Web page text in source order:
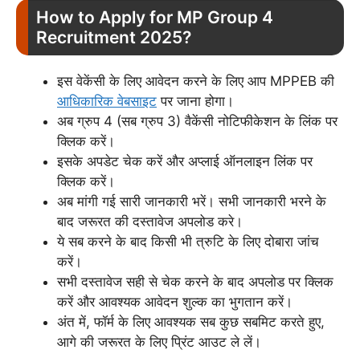
How to Apply for MP Group 4
Recruitment 2025?
इस वेकेंसी के लिए आवेदन करने के लिए आप MPPEB की
आधिकारिक वेबसाइट पर जाना होगा।
अब ग्रुप 4 (सब ग्रुप 3) वैकेंसी नोटिफीकेशन के लिंक पर
क्लिक करें।
इसके अपडेट चेक करें और अप्लाई ऑनलाइन लिंक पर
क्लिक करें।
अब मांगी गई सारी जानकारी भरें। सभी जानकारी भरने के
बाद जरूरत की दस्तावेज अपलोड करे।
ये सब करने के बाद किसी भी त्रुटि के लिए दोबारा जांच
करें।
सभी दस्तावेज सही से चेक करने के बाद अपलोड पर क्लिक
करें और आवश्यक आवेदन शुल्क का भुगतान करें।
अंत में, फॉर्म के लिए आवश्यक सब कुछ सबमिट करते हुए,
आगे की जरूरत के लिए प्रिंट आउट ले लें।